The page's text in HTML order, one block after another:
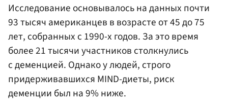
Исследование основывалось на данных почти
93 тысяч американцев в возрасте от 45 до 75
лет, собранных с 1990-х годов. За это время
более 21 тысячи участников столкнулись
с деменцией. Однако у людей, строго
придерживавшихся MIND-диеты, риск
деменции был на 9% ниже.